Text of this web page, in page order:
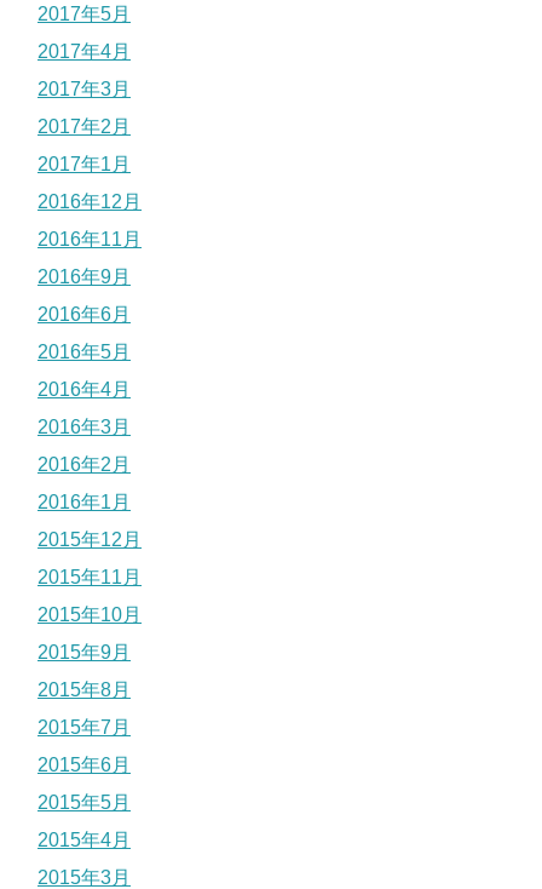
2017年5月
2017年4月
2017年3月
2017年2月
2017年1月
2016年12月
2016年11月
2016年9月
2016年6月
2016年5月
2016年4月
2016年3月
2016年2月
2016年1月
2015年12月
2015年11月
2015年10月
2015年9月
2015年8月
2015年7月
2015年6月
2015年5月
2015年4月
2015年3月